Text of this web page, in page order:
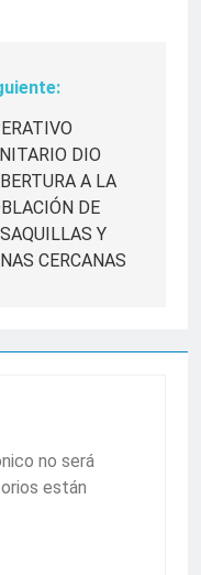
DIO
A LA
DE
Y
CERCANAS
no será
están